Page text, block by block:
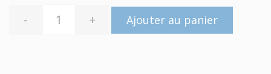
- + Ajouter au panier